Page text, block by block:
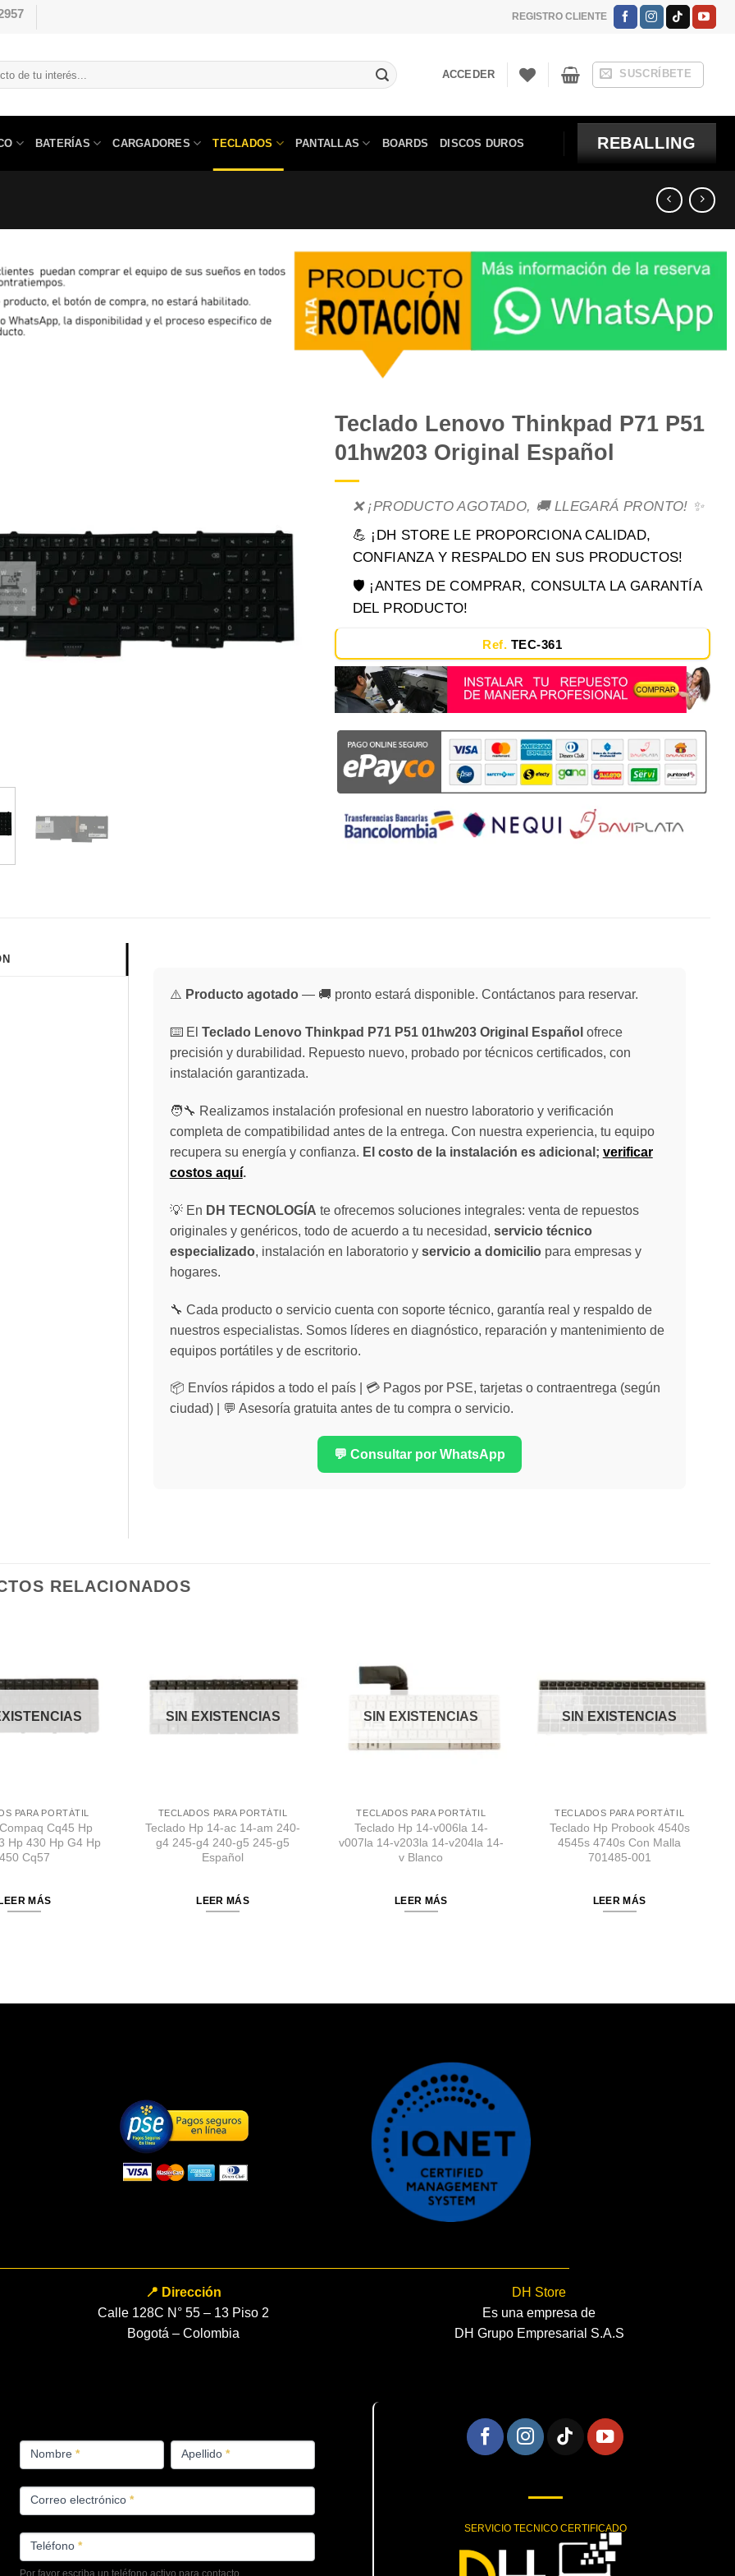
REGISTRO CLIENTE
ACCEDER SUSCRÍBETE
BATERÍAS CARGADORES TECLADOS PANTALLAS BOARDS DISCOS DUROS REBALLING
Teclado Lenovo Thinkpad P71 P51
01hw203 Original Español
❌ ¡PRODUCTO AGOTADO, 🚚 LLEGARÁ PRONTO! ✨
💪 ¡DH STORE LE PROPORCIONA CALIDAD,
CONFIANZA Y RESPALDO EN SUS PRODUCTOS!
🛡️ ¡ANTES DE COMPRAR, CONSULTA LA GARANTÍA
DEL PRODUCTO!
Ref. TEC-361
⚠️ Producto agotado— 🚚 pronto estará disponible. Contáctanos para reservar.
⌨️ El Teclado Lenovo Thinkpad P71 P51 01hw203 Original Español ofrece
precisión y durabilidad. Repuesto nuevo, probado por técnicos certificados, con
instalación garantizada.
🧑‍🔧 Realizamos instalación profesional en nuestro laboratorio y verificación
completa de compatibilidad antes de la entrega. Con nuestra experiencia, tu equipo
recupera su energía y confianza. El costo de la instalación es adicional; verificar
costos aquí.
💡 En DH TECNOLOGÍA te ofrecemos soluciones integrales: venta de repuestos
originales y genéricos, todo de acuerdo a tu necesidad, servicio técnico
especializado, instalación en laboratorio y servicio a domiciliopara empresas y
hogares.
🔧 Cada producto o servicio cuenta con soporte técnico, garantía real y respaldo de
nuestros especialistas. Somos líderes en diagnóstico, reparación y mantenimiento de
equipos portátiles y de escritorio.
📦 Envíos rápidos a todo el país | 💳 Pagos por PSE, tarjetas o contraentrega (según
ciudad) | 💬 Asesoría gratuita antes de tu compra o servicio.
💬 Consultar por WhatsApp
RELACIONADOS
PARA PORTÁTIL
Cq45 Hp
Hp 430 Hp G4 Hp
450 Cq57
LEER MÁS
SIN EXISTENCIAS
TECLADOS PARA PORTÁTIL
Teclado Hp 14-ac 14-am 240-
g4 245-g4 240-g5 245-g5
Español
LEER MÁS
SIN EXISTENCIAS
TECLADOS PARA PORTÁTIL
Teclado Hp 14-v006la 14-
v007la 14-v203la 14-v204la 14-
v Blanco
LEER MÁS
SIN EXISTENCIAS
TECLADOS PARA PORTÁTIL
Teclado Hp Probook 4540s
4545s 4740s Con Malla
701485-001
LEER MÁS
📍 Dirección
Calle 128C N° 55 – 13 Piso 2
Bogotá – Colombia
DH Store
Es una empresa de
DH Grupo Empresarial S.A.S
PRODUCTOS
Nombre * Apellido *
Correo electrónico *
Teléfono *
Por favor escriba un teléfono activo para contacto
SERVICIO TECNICO CERTIFICADO